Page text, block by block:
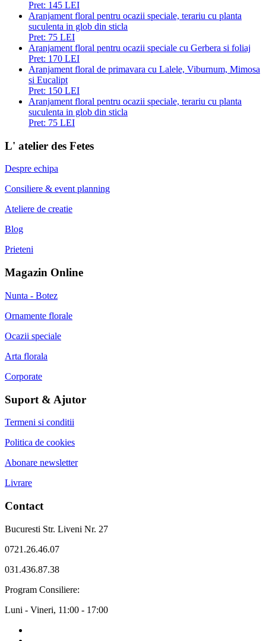
Pret: 145 LEI
Aranjament floral pentru ocazii speciale, terariu cu planta
suculenta in glob din sticla
Pret: 75 LEI
Aranjament floral pentru ocazii speciale cu Gerbera si foliaj
Pret: 170 LEI
Aranjament floral de primavara cu Lalele, Viburnum, Mimosa
si Eucalipt
Pret: 150 LEI
Aranjament floral pentru ocazii speciale, terariu cu planta
suculenta in glob din sticla
Pret: 75 LEI
L' atelier des Fetes
Despre echipa
Consiliere & event planning
Ateliere de creatie
Blog
Prieteni
Magazin Online
Nunta - Botez
Ornamente florale
Ocazii speciale
Arta florala
Corporate
Suport & Ajutor
Termeni si conditii
Politica de cookies
Abonare newsletter
Livrare
Contact
Bucuresti Str. Liveni Nr. 27
0721.26.46.07
031.436.87.38
Program Consiliere:
Luni - Vineri, 11:00 - 17:00